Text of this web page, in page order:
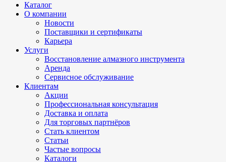
Каталог
О компании
Новости
Поставщики и сертификаты
Карьера
Услуги
Восстановление алмазного инструмента
Аренда
Сервисное обслуживание
Клиентам
Акции
Профессиональная консультация
Доставка и оплата
Для торговых партнёров
Стать клиентом
Статьи
Частые вопросы
Каталоги